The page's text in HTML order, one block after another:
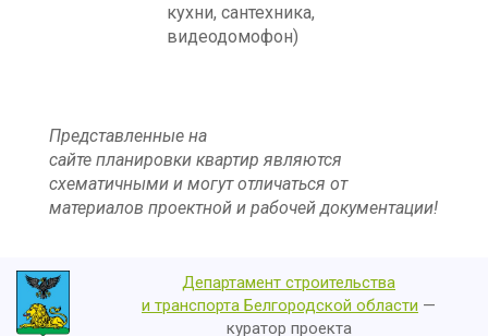
кухни, сантехника,
видеодомофон)
Представленные на
сайте планировки квартир являются
схематичными и могут отличаться от
материалов проектной и рабочей документации!
Департамент строительства
и транспорта Белгородской области —
куратор проекта